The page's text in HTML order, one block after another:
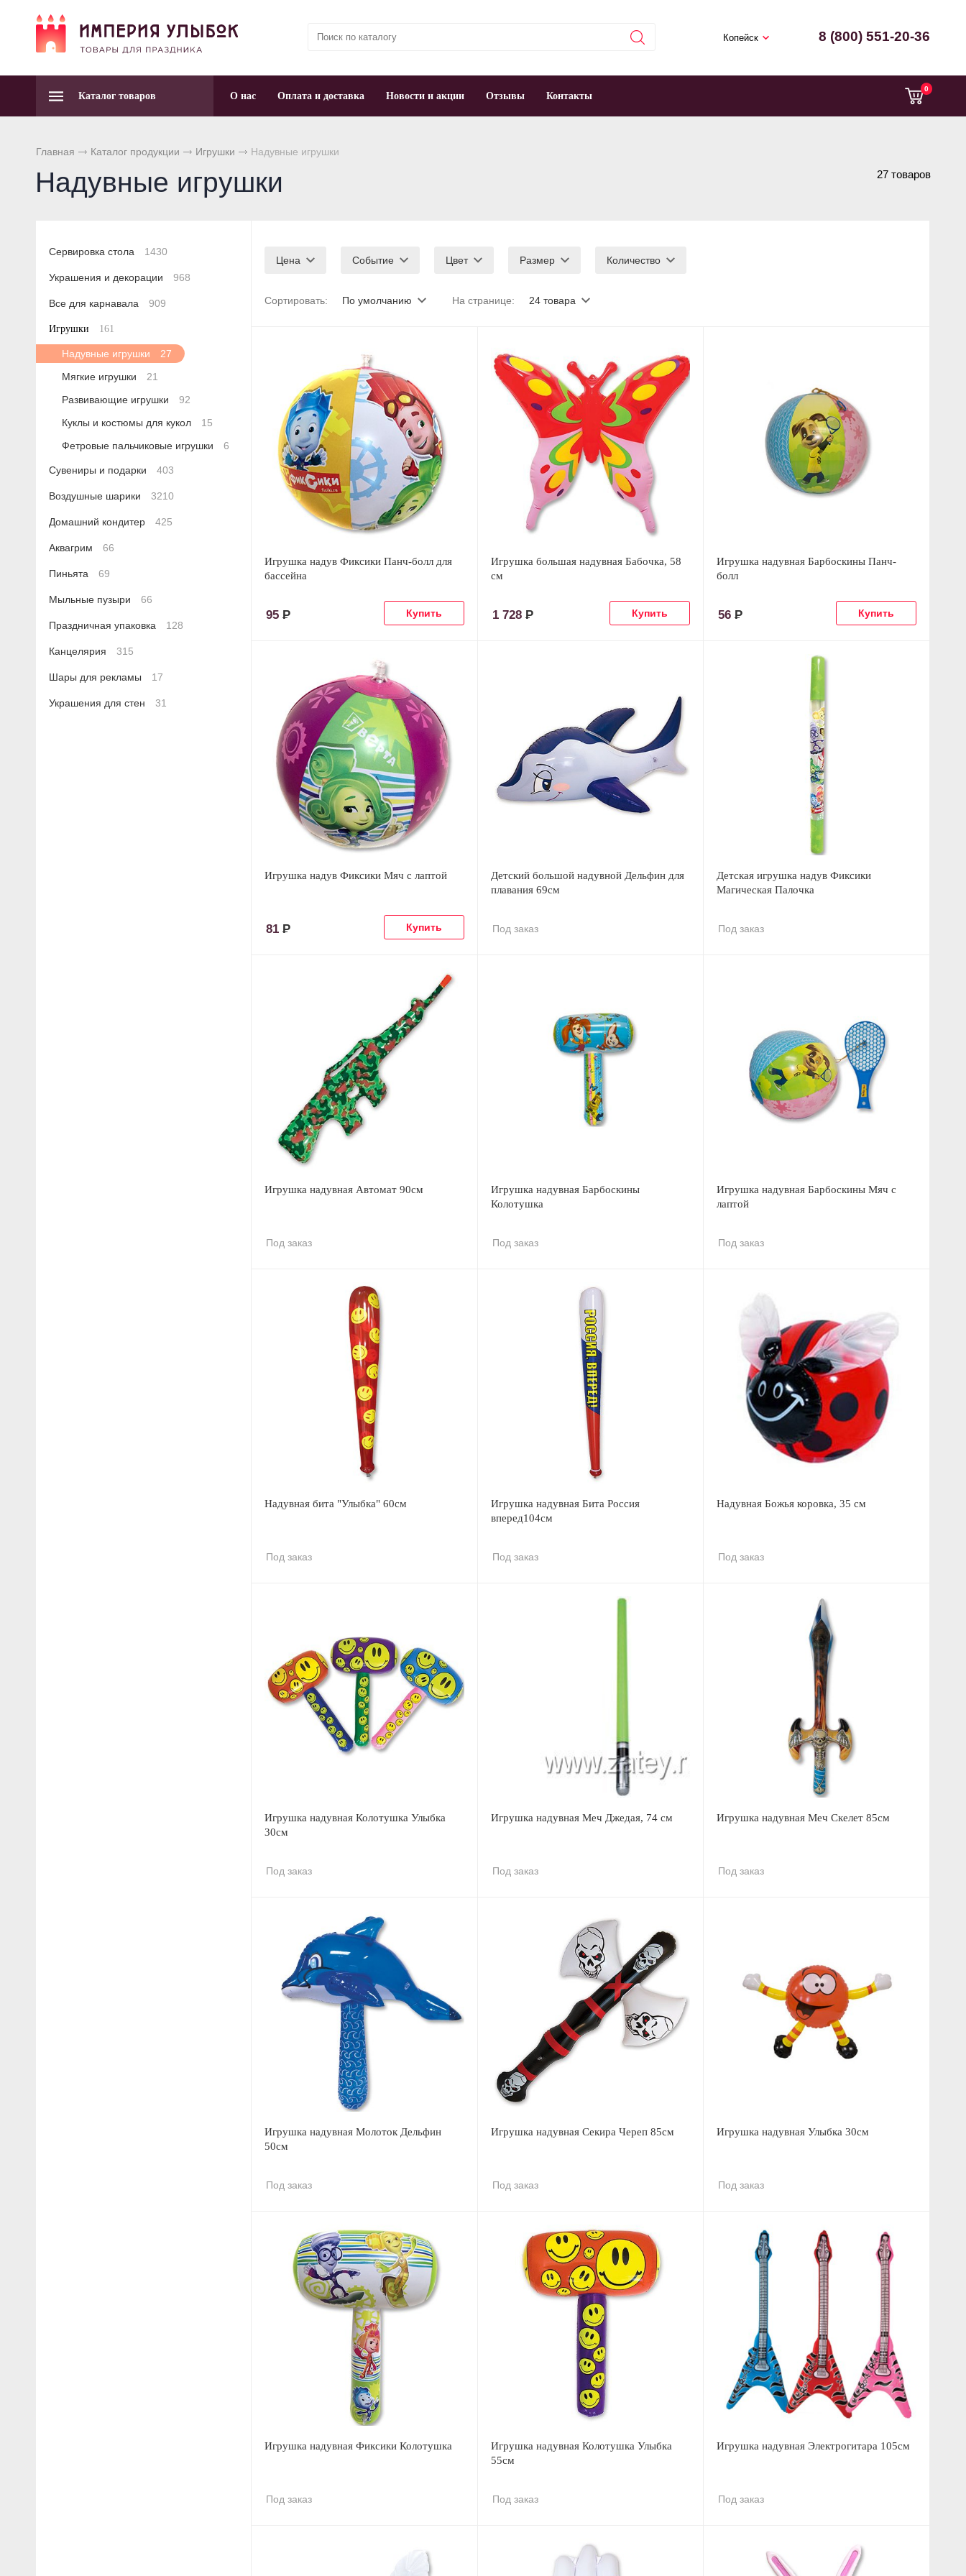
Копейск 8 (800) 551-20-36
0
Каталог товаров О нас Оплата и доставка Новости и акции Отзывы Контакты
Главная Каталог продукции Игрушки Надувные игрушки
27 товаров
Надувные игрушки
Цена Событие Цвет Размер Количество
Сортировать: По умолчанию На странице: 24 товара
Игрушка надув Фиксики Панч-болл для
бассейна
95 Р
Игрушка большая надувная Бабочка, 58
см
1 728 Р
Игрушка надувная Барбоскины Панч-
болл
56Р
Игрушка надув Фиксики Мяч с лаптой
81 Р
Детский большой надувной Дельфин для
плавания 69см
Под заказ
Детская игрушка надув Фиксики
Магическая Палочка
Под заказ
Игрушка надувная Автомат 90см
Под заказ
Игрушка надувная Барбоскины
Колотушка
Под заказ
Игрушка надувная Барбоскины Мяч с
лаптой
Под заказ
Надувная бита "Улыбка" 60см
Под заказ
Игрушка надувная Бита Россия
вперед104см
Под заказ
Надувная Божья коровка, 35 см
Под заказ
Игрушка надувная Колотушка Улыбка
30см
Под заказ
Игрушка надувная Меч Джедая, 74 см
Под заказ
Игрушка надувная Меч Скелет 85см
Под заказ
Игрушка надувная Молоток Дельфин
50см
Под заказ
Игрушка надувная Секира Череп 85см
Под заказ
Игрушка надувная Улыбка 30см
Под заказ
Игрушка надувная Фиксики Колотушка
Под заказ
Игрушка надувная Колотушка Улыбка
55см
Под заказ
Игрушка надувная Электрогитара 105см
Под заказ
Сервировка стола 1430
Украшения и декорации 968
Все для карнавала 909
Игрушки 161
Надувные игрушки
27
Мягкие игрушки
21
Развивающие игрушки
92
Куклы и костюмы для кукол
15
Фетровые пальчиковые игрушки
6
Сувениры и подарки 403
Воздушные шарики 3210
Домашний кондитер 425
Аквагрим 66
Пиньята 69
Мыльные пузыри 66
Праздничная упаковка 128
Канцелярия 315
Шары для рекламы 17
Украшения для стен 31